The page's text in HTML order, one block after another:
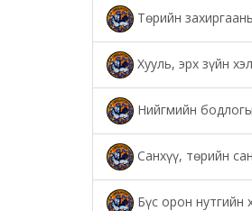
Төрийн
Хууль, эрх зүйн
Нийгмийн
Санхүү, төрийн
Бүс орон нутгийн